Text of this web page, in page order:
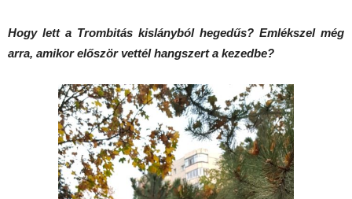
Hogy lett a Trombitás kislányból hegedűs? Emlékszel még
arra, amikor először vettél hangszert a kezedbe?